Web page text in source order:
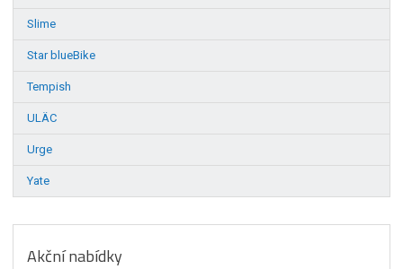
Slime
Star blueBike
Tempish
ULÄC
Urge
Yate
Akční nabídky